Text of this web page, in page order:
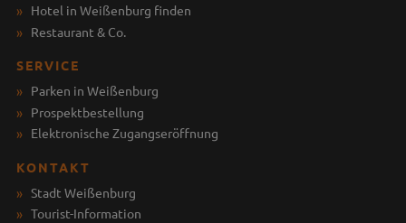
Hotel in Weißenburg finden
Restaurant & Co.
SERVICE
Parken in Weißenburg
Prospektbestellung
Elektronische Zugangseröffnung
KONTAKT
Stadt Weißenburg
Tourist-Information